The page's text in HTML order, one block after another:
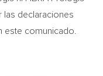
las declaraciones
este comunicado.